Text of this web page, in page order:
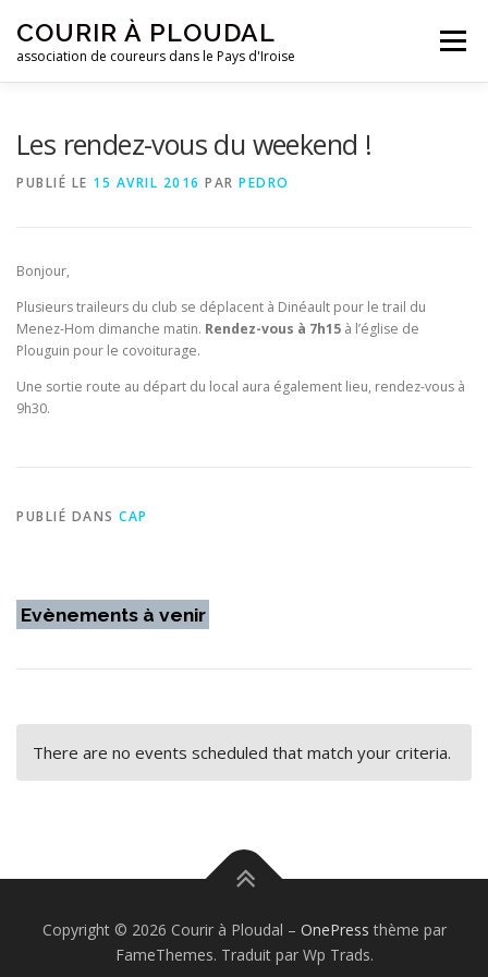
contenu
COURIR À PLOUDAL
association de coureurs dans le Pays d'Iroise
Menu
Les rendez-vous du weekend !
PUBLIÉ LE 15 AVRIL 2016 PAR PEDRO
Bonjour,
Plusieurs traileurs du club se déplacent à Dinéault pour le trail du
Menez-Hom dimanche matin. Rendez-vous à 7h15 à l’église de
Plouguin pour le covoiturage.
Une sortie route au départ du local aura également lieu, rendez-vous à
9h30.
PUBLIÉ DANS CAP
Evènements à venir
There are no events scheduled that match your criteria.
Copyright © 2026 Courir à Ploudal – OnePress thème par
FameThemes. Traduit par Wp Trads.